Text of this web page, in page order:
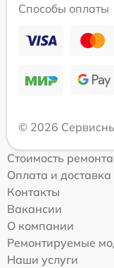
Способы оплаты
© 2026
Стоимость ремонта
Оплата и доставка
Контакты
Вакансии
О компании
Ремонтируемые
Наши услуги